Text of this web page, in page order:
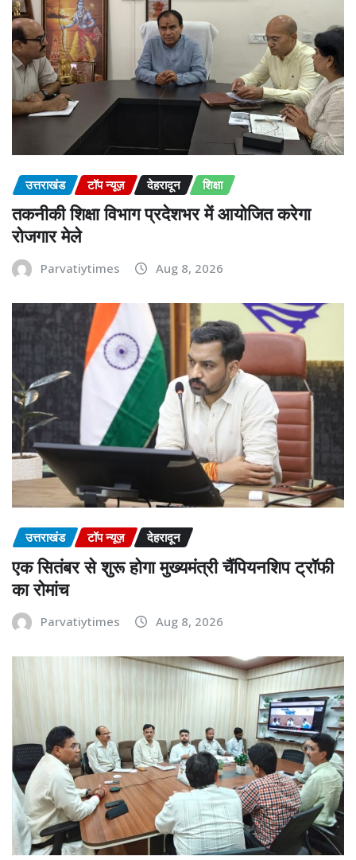
उत्तराखंड टॉप न्यूज़ देहरादून शिक्षा
तकनीकी शिक्षा विभाग प्रदेशभर में आयोजित करेगा
रोजगार मेले
Parvatiytimes Aug 8, 2026
उत्तराखंड टॉप न्यूज़ देहरादून
एक सितंबर से शुरू होगा मुख्यमंत्री चैंपियनशिप ट्रॉफी
का रोमांच
Parvatiytimes Aug 8, 2026